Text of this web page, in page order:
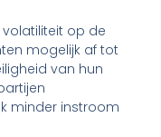
op de
mogelijk af tot
van hun
minder instroom